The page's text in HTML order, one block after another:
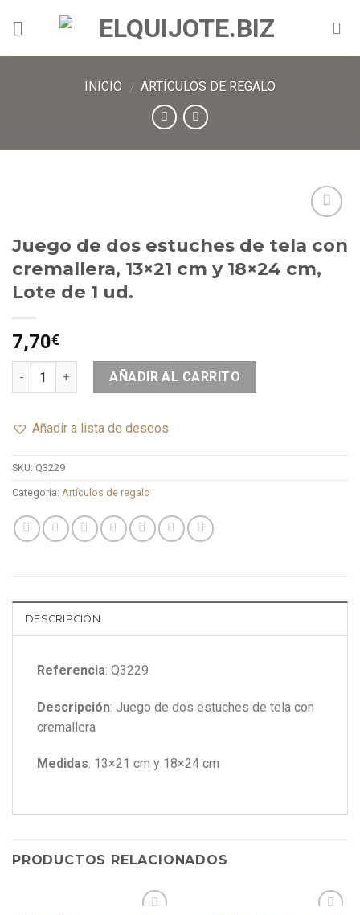
INICIO / ARTÍCULOS DE REGALO
a lista
deseos
Juego de dos estuches de tela con
cremallera, 13×21 cm y 18×24 cm,
Lote de 1 ud.
7,70€
AÑADIR AL CARRITO
Añadir a lista de deseos
SKU: Q3229
Categoría: Artículos de regalo
DESCRIPCIÓN
Referencia: Q3229
Descripción: Juego de dos estuches de tela con
cremallera
Medidas: 13×21 cm y 18×24 cm
PRODUCTOS RELACIONADOS